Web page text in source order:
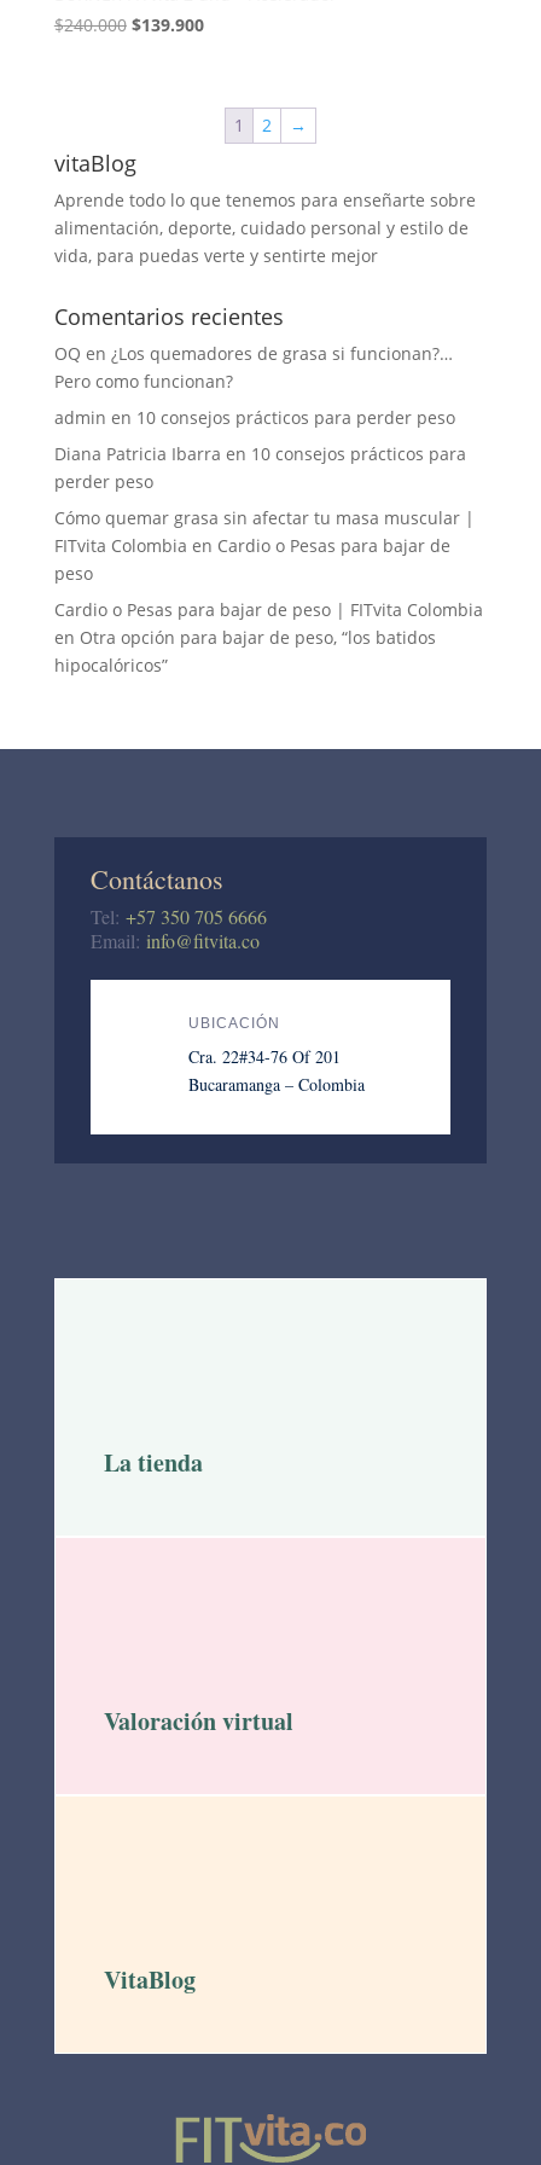
$240.000 El
$139.900El
es:
$139.900.
1 2 →
vitaBlog
Aprende todo lo que tenemos para enseñarte sobre
alimentación, deporte, cuidado personal y estilo de
vida, para puedas verte y sentirte mejor
Comentarios recientes
OQ en ¿Los quemadores de grasa si funcionan?…
Pero como funcionan?
admin en 10 consejos prácticos para perder peso
Diana Patricia Ibarra en 10 consejos prácticos para
perder peso
Cómo quemar grasa sin afectar tu masa muscular |
FITvita Colombia en Cardio o Pesas para bajar de
peso
Cardio o Pesas para bajar de peso | FITvita Colombia
en Otra opción para bajar de peso, “los batidos
hipocalóricos”
Contáctanos
Tel: +57 350 705 6666
Email: info@fitvita.co
UBICACIÓN
Cra. 22#34-76 Of 201
Bucaramanga – Colombia
La tienda
Valoración virtual
VitaBlog